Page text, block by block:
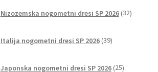
Nizozemska nogometni dresi SP 2026 32izdelkov
Italija nogometni dresi SP 2026 39izdelkov
Japonska nogometni dresi SP 2026 25